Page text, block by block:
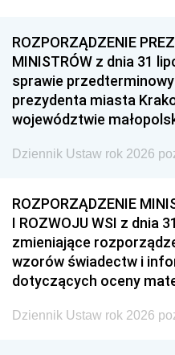
ROZPORZĄDZENIE
MINISTRÓW z dnia 31
sprawie
prezydenta miasta
województwie
Dziennik Ustaw rok 2026
ROZPORZĄDZENIE
I ROZWOJU WSI z dnia
zmieniające
wzorów świadectw i
dotyczących oceny
Dziennik Ustaw rok 2026